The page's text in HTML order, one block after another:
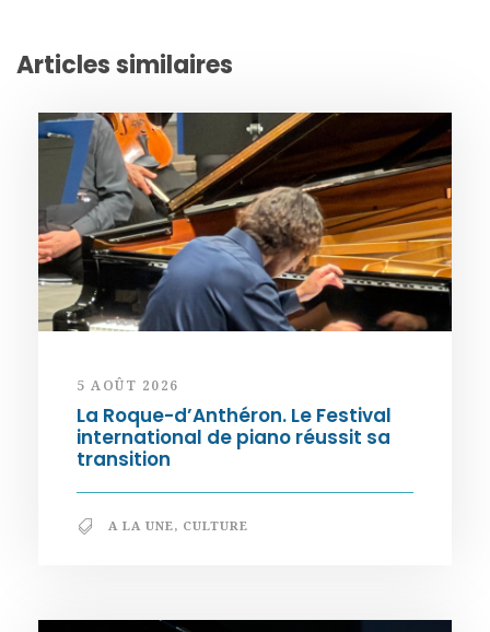
Articles similaires
5 AOÛT 2026
La Roque-d’Anthéron. Le Festival
international de piano réussit sa
transition
A LA UNE, CULTURE